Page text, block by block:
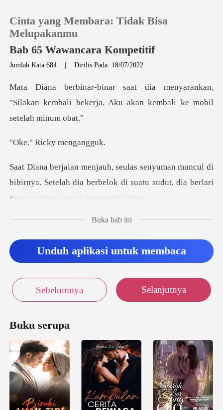
Pengisian Ulang
Cinta yang Membara: Tidak Bisa
Melupakanmu
Bab 65 Wawancara Kompetitif
Jumlah Kata:684 |Dirilis Pada: 18/07/2022
rankan,
"Silakan kembali bekerja. Aku ak
icky men
l di
bibirnya. Setelah dia berbelok di suatu sudut
membiarkan Ric
Buka bab ini
Unduh aplikasi untuk membaca
Sebelumnya Selanjutnya
Buku serupa